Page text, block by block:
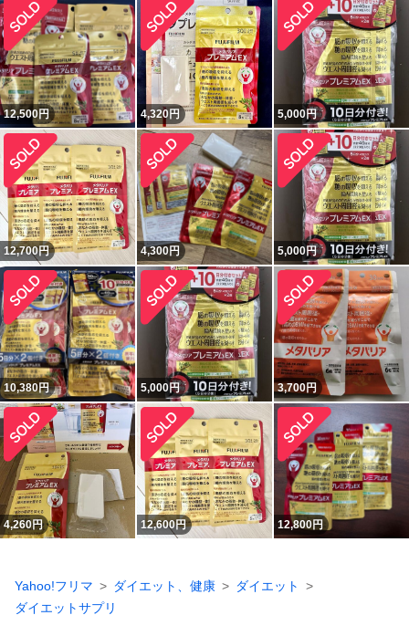
12,500円 4,320円 5,000円
12,700円 4,300円 5,000円
10,380円 5,000円 3,700円
4,260円 12,600円 12,800円
Yahoo!フリマ ダイエット、健康
ダイエット
ダイエットサプリ